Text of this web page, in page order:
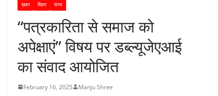
ख़बर बिहार राज्य
“पत्रकारिता से समाज को
अपेक्षाएं” विषय पर डब्ल्यूजेएआई
का संवाद आयोजित
February 16, 2025 Manju Shree